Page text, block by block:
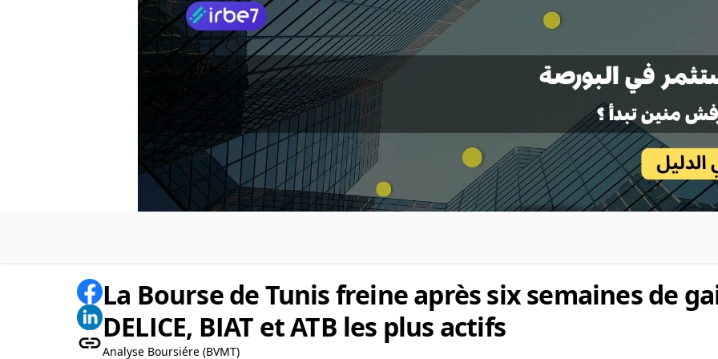
La Bourse de Tunis freine après six semaines de
DELICE, BIAT et ATB les plus actifs
Analyse Boursiére (BVMT)